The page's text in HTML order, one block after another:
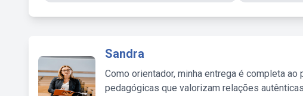
Sandra
Como orientador, minha entrega é completa
pedagógicas que valorizam relações